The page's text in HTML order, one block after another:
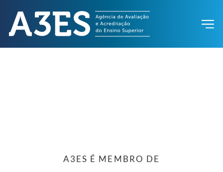
A3ES É MEMBRO DE